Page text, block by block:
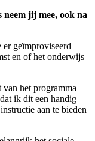
jij mee, ook na
geïmproviseerd
en of het onderwijs
het programma
ik dit een handig
aan te bieden